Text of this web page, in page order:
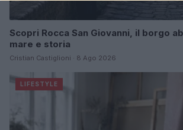
Scopri Rocca San Giovanni, il borgo
mare e storia
Cristian Castiglioni · 8 Ago 2026
LIFESTYLE